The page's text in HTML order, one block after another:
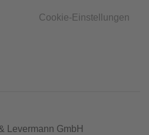
Cookie-Einstellungen
Levermann GmbH